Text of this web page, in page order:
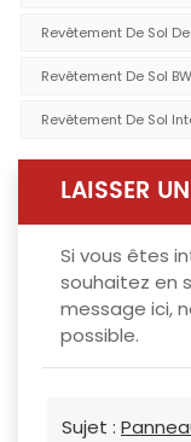
Revêtement De Sol
Revêtement De Sol
Revêtement De Sol
LAISSER
Si vous êtes
souhaitez en
message ici,
possible.
Sujet :